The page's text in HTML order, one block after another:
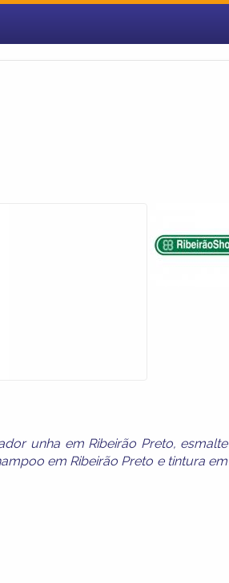
unha em Ribeirão Preto, esmalte
em Ribeirão Preto e tintura em